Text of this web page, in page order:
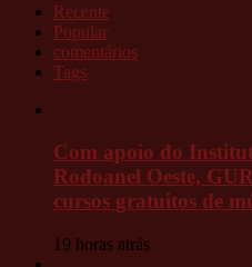
Recente
Popular
comentários
Tags
Com apoio do
Rodoanel Oeste,
cursos gratuitos de
19 horas atrás